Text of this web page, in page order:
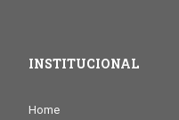
INSTITUCIONAL
Home